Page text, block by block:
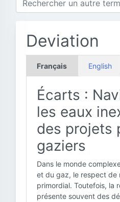
Deviation
Français English
Écarts :
les eaux
des projets
gaziers
Dans le monde
et du gaz, le respect de
primordial. Toutefois, la
présente souvent des